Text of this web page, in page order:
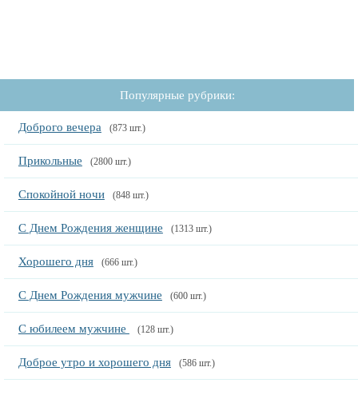
Популярные рубрики:
Доброго вечера (873 шт.)
Прикольные (2800 шт.)
Спокойной ночи (848 шт.)
С Днем Рождения женщине (1313 шт.)
Хорошего дня (666 шт.)
С Днем Рождения мужчине (600 шт.)
С юбилеем мужчине (128 шт.)
Доброе утро и хорошего дня (586 шт.)